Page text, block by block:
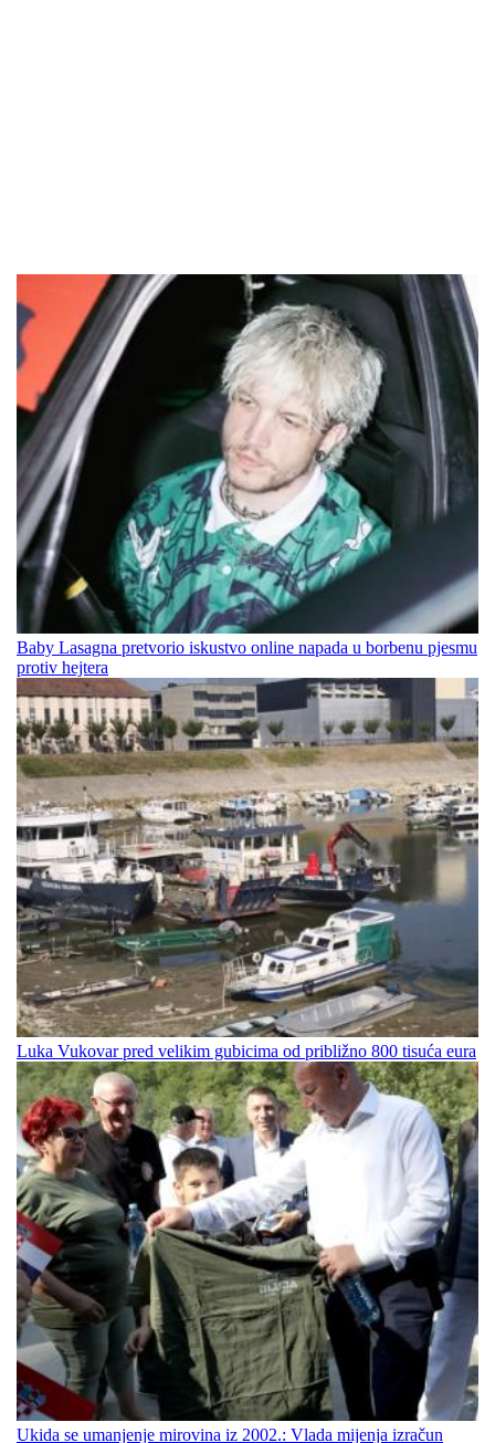
Baby Lasagna pretvorio iskustvo online napada u borbenu pjesmu
protiv hejtera
Luka Vukovar pred velikim gubicima od približno 800 tisuća eura
Ukida se umanjenje mirovina iz 2002.: Vlada mijenja izračun